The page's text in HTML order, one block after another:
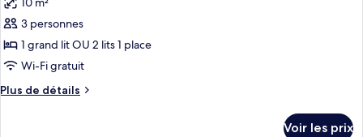
les
photos
pour
ce
type
de
3 personnes
1 grand lit OU 2 lits 1 place
Wi-Fi gratuit
Plus de détails
Plus
Voir les prix